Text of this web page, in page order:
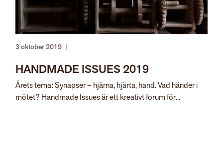
3 oktober 2019
HANDMADE ISSUES 2019
Årets tema: Synapser – hjärna, hjärta, hand. Vad händer i
mötet? Handmade Issues är ett kreativt forum för...